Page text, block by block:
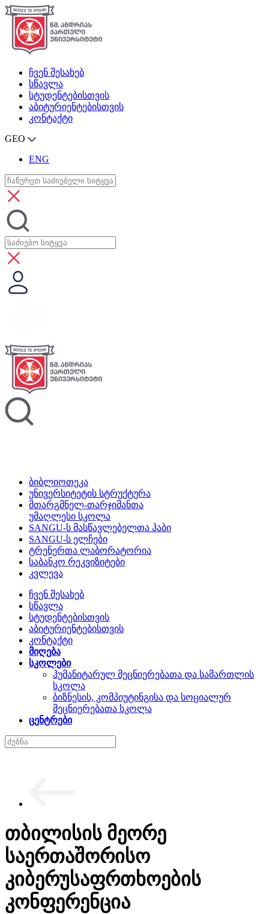
ჩვენ შესახებ
სწავლა
სტუდენტებისთვის
აბიტურიენტებისთვის
კონტაქტი
GEO
ENG
ბიბლიოთეკა
უნივერსიტეტის სტრუქტურა
მთარგმნელ-თარჯიმანთა
უმაღლესი სკოლა
SANGU-ს მასწავლებელთა ჰაბი
SANGU-ს ელჩები
ტრენერთა ლაბორატორია
საბანკო რეკვიზიტები
კვლევა
ჩვენ შესახებ
სწავლა
სტუდენტებისთვის
აბიტურიენტებისთვის
კონტაქტი
მიღება
სკოლები
ჰუმანიტარულ მეცნიერებათა და სამართლის
სკოლა
ბიზნესის, კომპიუტინგისა და სოციალურ
მეცნიერებათა სკოლა
ცენტრები
თბილისის მეორე
საერთაშორისო
კიბერუსაფრთხოების
კონფერენცია